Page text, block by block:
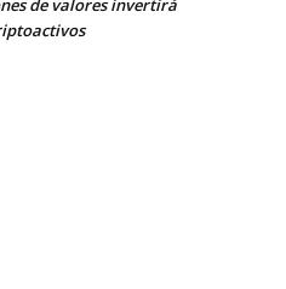
de valores invertirá